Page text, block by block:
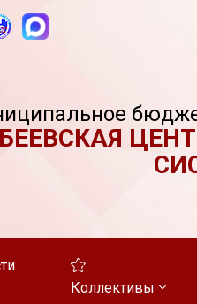
Коллективы